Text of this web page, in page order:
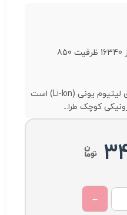
باتری لیتیوم یون ORION سایز 16340 ظرفیت 850
یک باتری قابل شارژ با تکنولوژی لیتیوم یونی (Li-Ion) است
کوچک طرا...
−